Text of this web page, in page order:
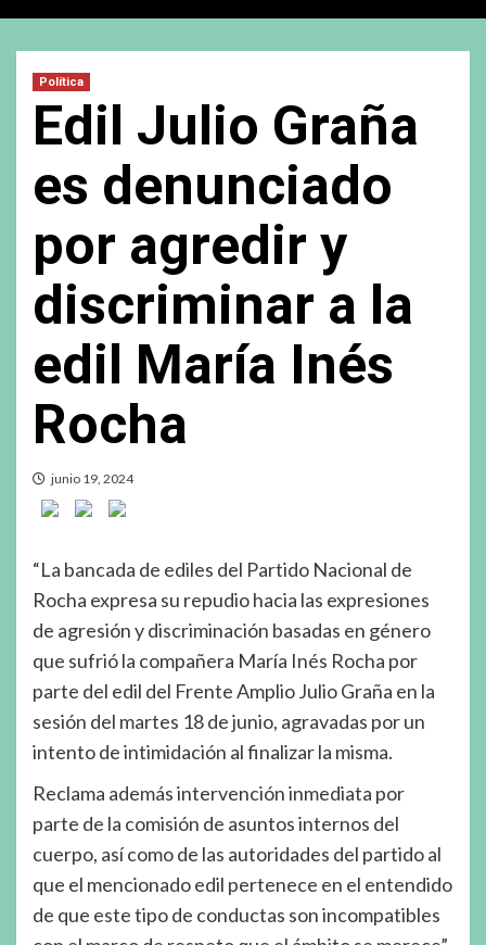
Política
Edil Julio Graña
es denunciado
por agredir y
discriminar a la
edil María Inés
Rocha
junio 19, 2024
“La bancada de ediles del Partido Nacional de
Rocha expresa su repudio hacia las expresiones
de agresión y discriminación basadas en género
que sufrió la compañera María Inés Rocha por
parte del edil del Frente Amplio Julio Graña en la
sesión del martes 18 de junio, agravadas por un
intento de intimidación al finalizar la misma.
Reclama además intervención inmediata por
parte de la comisión de asuntos internos del
cuerpo, así como de las autoridades del partido al
que el mencionado edil pertenece en el entendido
de que este tipo de conductas son incompatibles